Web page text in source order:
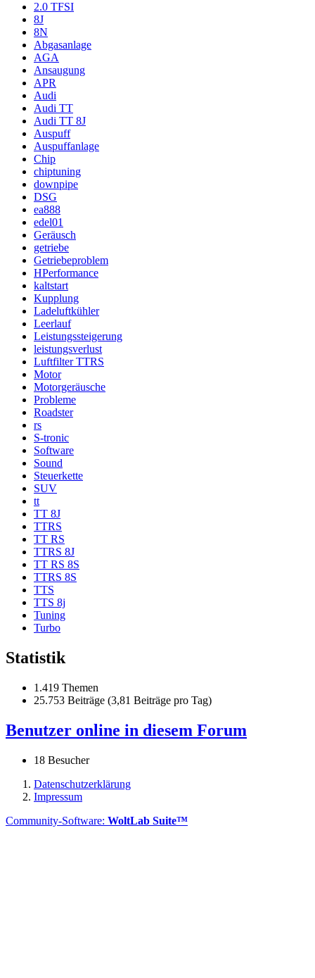
2.0 TFSI
8J
8N
Abgasanlage
AGA
Ansaugung
APR
Audi
Audi TT
Audi TT 8J
Auspuff
Auspuffanlage
Chip
chiptuning
downpipe
DSG
ea888
edel01
Geräusch
getriebe
Getriebeproblem
HPerformance
kaltstart
Kupplung
Ladeluftkühler
Leerlauf
Leistungssteigerung
leistungsverlust
Luftfilter TTRS
Motor
Motorgeräusche
Probleme
Roadster
rs
S-tronic
Software
Sound
Steuerkette
SUV
tt
TT 8J
TTRS
TT RS
TTRS 8J
TT RS 8S
TTRS 8S
TTS
TTS 8j
Tuning
Turbo
Statistik
1.419 Themen
25.753 Beiträge (3,81 Beiträge pro Tag)
Benutzer online in diesem Forum
18 Besucher
Datenschutzerklärung
Impressum
Community-Software: WoltLab Suite™